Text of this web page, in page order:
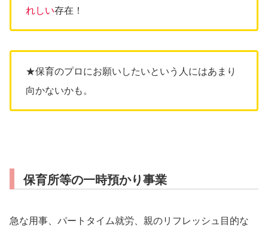
れしい存在！
★保育のプロにお願いしたいという人にはあまり
向かないかも。
保育所等の一時預かり事業
急な用事、パートタイム就労、親のリフレッシュ目的な